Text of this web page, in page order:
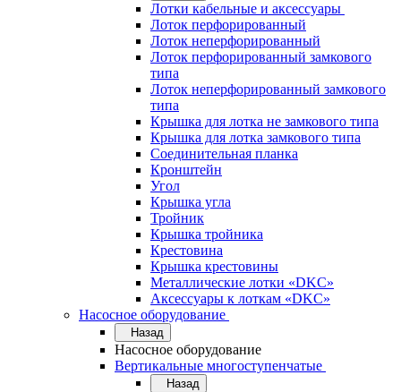
Лотки кабельные и аксессуары
Лоток перфорированный
Лоток неперфорированный
Лоток перфорированный замкового
типа
Лоток неперфорированный замкового
типа
Крышка для лотка не замкового типа
Крышка для лотка замкового типа
Соединительная планка
Кронштейн
Угол
Крышка угла
Тройник
Крышка тройника
Крестовина
Крышка крестовины
Металлические лотки «DKC»
Аксессуары к лоткам «DKC»
Насосное оборудование
Назад
Насосное оборудование
Вертикальные многоступенчатые
Назад